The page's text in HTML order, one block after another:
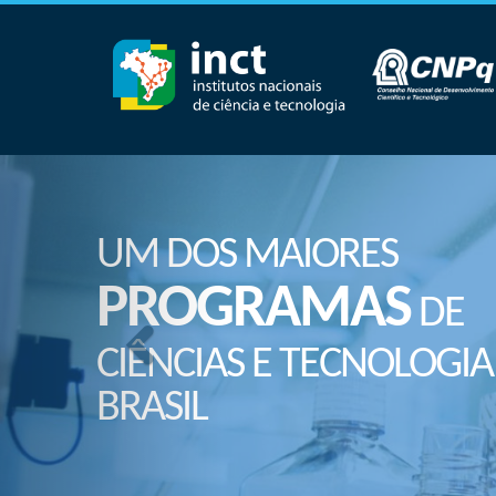
UM DOS MAIORES
PROGRAMASDE
CIÊNCIAS E
BRASIL